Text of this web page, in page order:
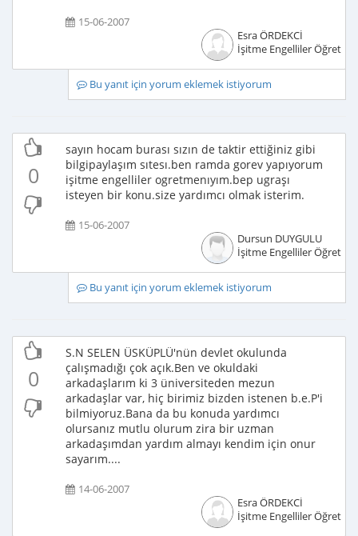
15-06-2007
Esra ÖRDEKCİ
İşitme Engelliler
Bu yanıt için yorum eklemek istiyorum
0
sayın hocam burası sızın de taktir ettiğiniz gibi
bilgipaylaşım sıtesı.ben ramda gorev yapıyorum
işitme engelliler ogretmenıyım.bep ugraşı
isteyen bir konu.size yardımcı olmak isterim.
15-06-2007
Dursun DUYGULU
İşitme Engelliler
Bu yanıt için yorum eklemek istiyorum
0
S.N SELEN ÜSKÜPLÜ'nün devlet okulunda
çalışmadığı çok açık.Ben ve okuldaki
arkadaşlarım ki 3 üniversiteden mezun
arkadaşlar var, hiç birimiz bizden istenen b.e.P'i
bilmiyoruz.Bana da bu konuda yardımcı
olursanız mutlu olurum zira bir uzman
arkadaşımdan yardım almayı kendim için onur
sayarım....
14-06-2007
Esra ÖRDEKCİ
İşitme Engelliler